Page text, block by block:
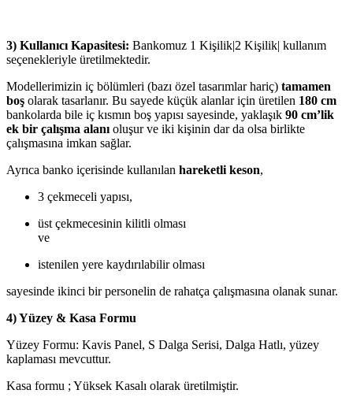
3) Kullanıcı Kapasitesi: Bankomuz 1 Kişilik|2 Kişilik| kullanım
seçenekleriyle üretilmektedir.
Modellerimizin iç bölümleri (bazı özel tasarımlar hariç) tamamen
boş olarak tasarlanır. Bu sayede küçük alanlar için üretilen 180 cm
bankolarda bile iç kısmın boş yapısı sayesinde, yaklaşık 90 cm’lik
ek bir çalışma alanı oluşur ve iki kişinin dar da olsa birlikte
çalışmasına imkan sağlar.
Ayrıca banko içerisinde kullanılan hareketli keson,
3 çekmeceli yapısı,
üst çekmecesinin kilitli olması
ve
istenilen yere kaydırılabilir olması
sayesinde ikinci bir personelin de rahatça çalışmasına olanak sunar.
4) Yüzey & Kasa Formu
Yüzey Formu: Kavis Panel, S Dalga Serisi, Dalga Hatlı, yüzey
kaplaması mevcuttur.
Kasa formu ; Yüksek Kasalı olarak üretilmiştir.